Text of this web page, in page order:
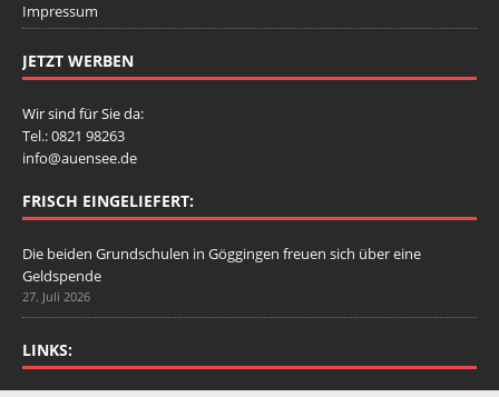
Impressum
JETZT WERBEN
Wir sind für Sie da:
Tel.: 0821 98263
info@auensee.de
FRISCH EINGELIEFERT:
Die beiden Grundschulen in Göggingen freuen sich über eine
Geldspende
27. Juli 2026
LINKS: